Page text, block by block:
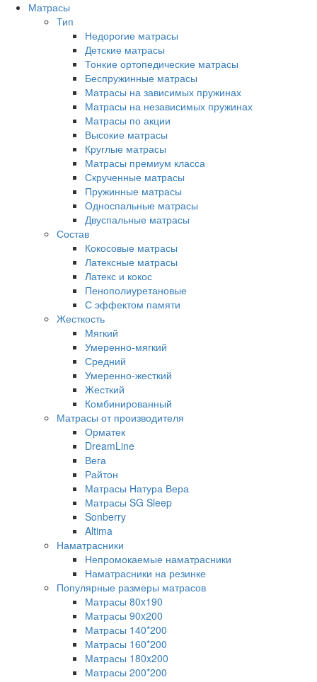
Матрасы
Тип
Недорогие матрасы
Детские матрасы
Тонкие ортопедические матрасы
Беспружинные матрасы
Матрасы на зависимых пружинах
Матрасы на независимых пружинах
Матрасы по акции
Высокие матрасы
Круглые матрасы
Матрасы премиум класса
Скрученные матрасы
Пружинные матрасы
Односпальные матрасы
Двуспальные матрасы
Состав
Кокосовые матрасы
Латексные матрасы
Латекс и кокос
Пенополиуретановые
С эффектом памяти
Жесткость
Мягкий
Умеренно-мягкий
Средний
Умеренно-жесткий
Жесткий
Комбинированный
Матрасы от производителя
Орматек
DreamLine
Вега
Райтон
Матрасы Натура Вера
Матрасы SG Sleep
Sonberry
Altima
Наматрасники
Непромокаемые наматрасники
Наматрасники на резинке
Популярные размеры матрасов
Матрасы 80x190
Матрасы 90x200
Матрасы 140*200
Матрасы 160*200
Матрасы 180x200
Матрасы 200*200